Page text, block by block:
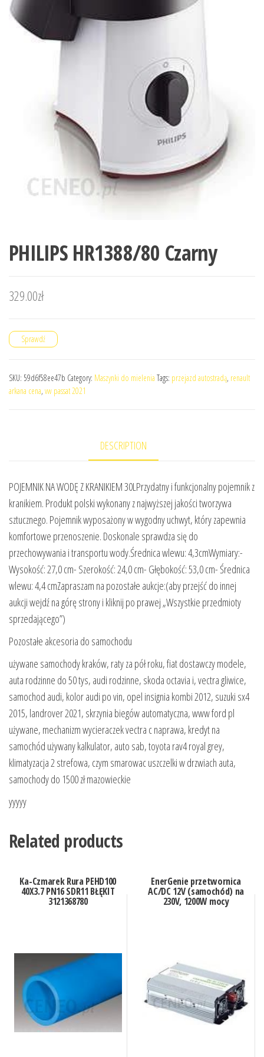
PHILIPS HR1388/80 Czarny
329.00zł
Sprawdź
SKU: 59d6f58ee47b Category: Maszynki do mielenia Tags: przejazd autostradą, renault
arkana cena, vw passat 2021
DESCRIPTION
POJEMNIK NA WODĘ Z KRANIKIEM 30LPrzydatny i funkcjonalny pojemnik z
kranikiem. Produkt polski wykonany z najwyższej jakości tworzywa
sztucznego. Pojemnik wyposażony w wygodny uchwyt, który zapewnia
komfortowe przenoszenie. Doskonale sprawdza się do
przechowywania i transportu wody.Średnica wlewu: 4,3cmWymiary:-
Wysokość: 27,0 cm- Szerokość: 24,0 cm- Głębokość: 53,0 cm- Średnica
wlewu: 4,4 cmZapraszam na pozostałe aukcje:(aby przejść do innej
aukcji wejdź na górę strony i kliknij po prawej „Wszystkie przedmioty
sprzedającego”)
Pozostałe akcesoria do samochodu
używane samochody kraków, raty za pół roku, fiat dostawczy modele,
auta rodzinne do 50 tys, audi rodzinne, skoda octavia i, vectra gliwice,
samochod audi, kolor audi po vin, opel insignia kombi 2012, suzuki sx4
2015, landrover 2021, skrzynia biegów automatyczna, www ford pl
używane, mechanizm wycieraczek vectra c naprawa, kredyt na
samochód używany kalkulator, auto sab, toyota rav4 royal grey,
klimatyzacja 2 strefowa, czym smarowac uszczelki w drzwiach auta,
samochody do 1500 zł mazowieckie
yyyyy
Related products
Ka-Czmarek Rura PEHD100
40X3.7 PN16 SDR11 BŁĘKIT
3121368780
EnerGenie przetwornica
AC/DC 12V (samochód) na
230V, 1200W mocy